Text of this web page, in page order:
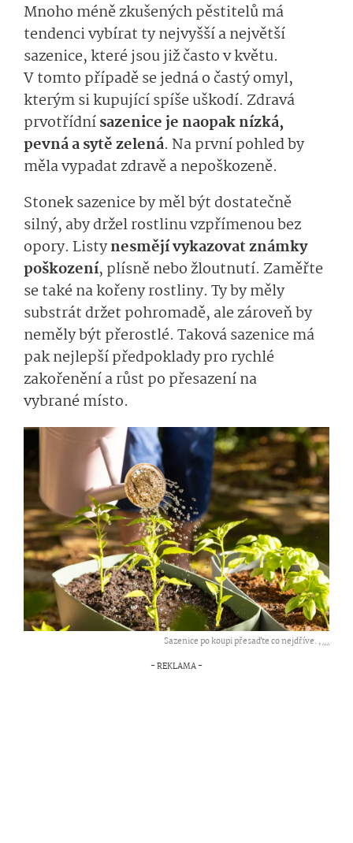
Mnoho méně zkušených pěstitelů má
tendenci vybírat ty nejvyšší a největší
sazenice, které jsou již často v květu.
V tomto případě se jedná o častý omyl,
kterým si kupující spíše uškodí. Zdravá
prvotřídnísazenice je naopak nízká,
pevná a sytě zelená. Na první pohled by
měla vypadat zdravě a nepoškozeně.
Stonek sazenice by měl být dostatečně
silný, aby držel rostlinu vzpřímenou bez
opory. Listynesmějí vykazovat známky
poškození, plísně nebo žloutnutí. Zaměřte
se také na kořeny rostliny. Ty by měly
substrát držet pohromadě, ale zároveň by
neměly být přerostlé. Taková sazenice má
pak nejlepší předpoklady pro rychlé
zakořenění a růst po přesazení na
vybrané místo.
Sazenice po koupi přesaďte co nejdříve. ,...